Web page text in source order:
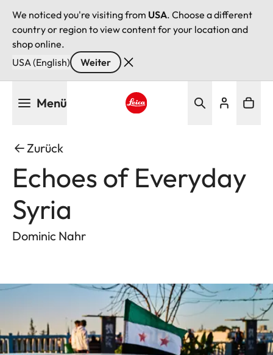
We noticed you're visiting from USA. Choose a different
country or region to view content for your location and
shop online.
USA (English)
Weiter
Menü
Zurück
Echoes of Everyday
Syria
Dominic Nahr